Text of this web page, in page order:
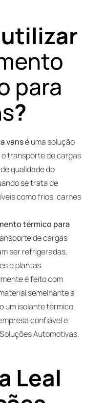
para
?
vansé uma solução
transporte de cargas
qualidade do
se trata de
como frios, carnes
térmico para
de cargas
ser refrigeradas,
e plantas.
é feito com
semelhante a
um isolante térmico.
confiável e
Automotivas.
Leal